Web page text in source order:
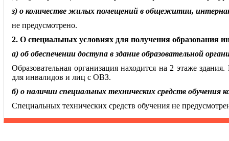
з) о количестве жилых помещений в общежитии,
не предусмотрено.
2. О специальных условиях для получения образования
а) об обеспечении доступа в здание образовательной
Образовательная организация находится на 2 этаже
для инвалидов и лиц с ОВЗ.
б) о наличии специальных технических средств обучения
Специальных технических средств обучения не